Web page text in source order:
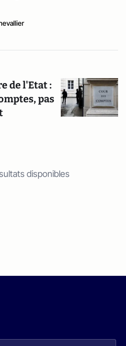
de l'Etat :
pas
disponibles